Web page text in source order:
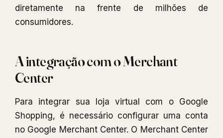
diretamente na frente de milhões de
consumidores.
A integração com o Merchant
Center
Para integrar sua loja virtual com o Google
Shopping, é necessário configurar uma conta
no Google Merchant Center. O Merchant Center